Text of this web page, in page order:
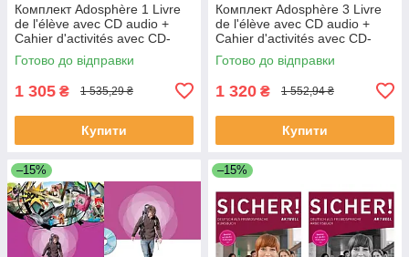
Комплект Adosphère 1 Livre
de l'élève avec CD audio +
Cahier d'activités avec CD-
ROM (оригинал)
Готово до відправки
1 305 ₴ 1 535,29 ₴
Купити
Комплект Adosphère 3 Livre
de l'élève avec CD audio +
Cahier d'activités avec CD-
ROM (оригинал)
Готово до відправки
1 320 ₴ 1 552,94 ₴
Купити
–15% –15%